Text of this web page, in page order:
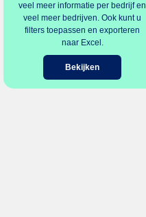
veel meer informatie per bedrijf en
veel meer bedrijven. Ook kunt u
filters toepassen en exporteren
naar Excel.
Bekijken